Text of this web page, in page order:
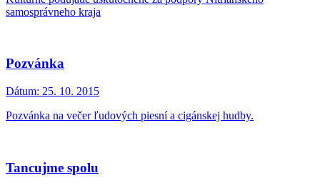
samosprávneho kraja
Pozvánka
Dátum: 25. 10. 2015
Pozvánka na večer ľudových piesní a cigánskej hudby.
Tancujme spolu